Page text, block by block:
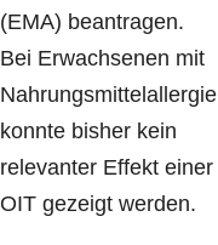
(EMA) beantragen.
Bei Erwachsenen mit
Nahrungsmittelallergie
konnte bisher kein
relevanter Effekt einer
OIT gezeigt werden.